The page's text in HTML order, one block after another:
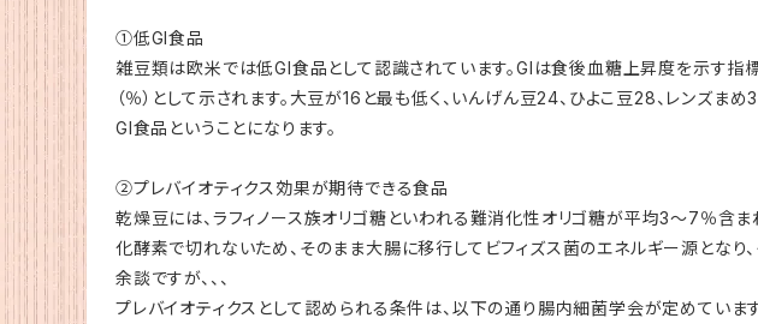
①低GI食品
雑豆類は欧米では低GI食品として認識されています。GIは食後血糖上昇度を示す指
（％）として示されます。大豆が16と最も低く、いんげん豆24、ひよこ豆28、レンズ
Gl食品ということになります。
②プレバイオティクス効果が期待できる食品
乾燥豆には、ラフィノース族オリゴ糖といわれる難消化性オリゴ糖が平均3～7％含
化酵素で切れないため、そのまま大腸に移行してビフィズス菌のエネルギー源となり
余談ですが、、、
プレバイオティクスとして認められる条件は、以下の通り腸内細菌学会が定めています